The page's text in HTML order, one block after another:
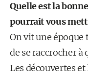
Quelle est la
pourrait vous
On vit une époque
de se raccrocher à
Les découvertes